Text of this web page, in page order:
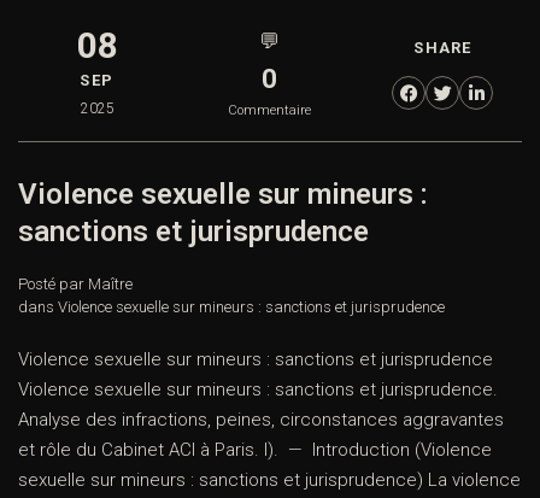
08
SEP
2025
💬
0
Commentaire
SHARE
Violence sexuelle sur mineurs :
sanctions et jurisprudence
Posté par Maître
dans Violence sexuelle sur mineurs : sanctions et jurisprudence
Violence sexuelle sur mineurs : sanctions et jurisprudence
Violence sexuelle sur mineurs : sanctions et jurisprudence.
Analyse des infractions, peines, circonstances aggravantes
et rôle du Cabinet ACI à Paris. I). — Introduction (Violence
sexuelle sur mineurs : sanctions et jurisprudence) La violence